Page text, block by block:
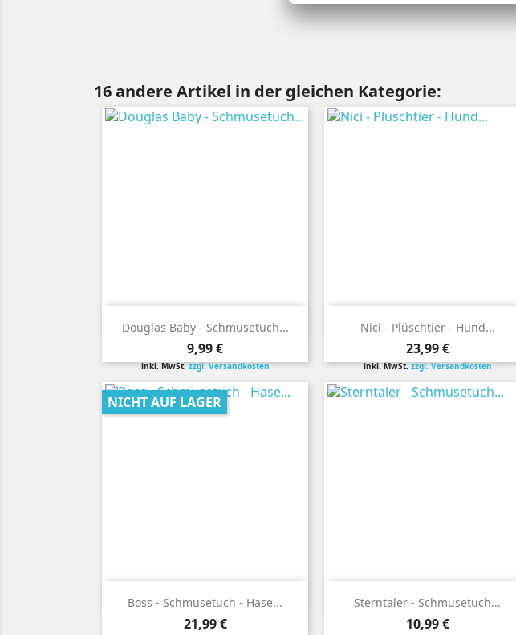
16 andere Artikel in der gleichen Kategorie:
Douglas Baby - Schmusetuch...
Preis
9,99 €
inkl. MwSt.zzgl. Versandkosten
 Vorschau Nici - Plüschtier - Hund...
Preis
23,99 €
inkl. MwSt.zzgl. Versandkosten
 Vorschau
Boss - Schmusetuch - Hase...
Preis
21,99 €
NICHT AUF LAGER
 Vorschau Sterntaler - Schmusetuch...
Preis
10,99 €
 Vorschau